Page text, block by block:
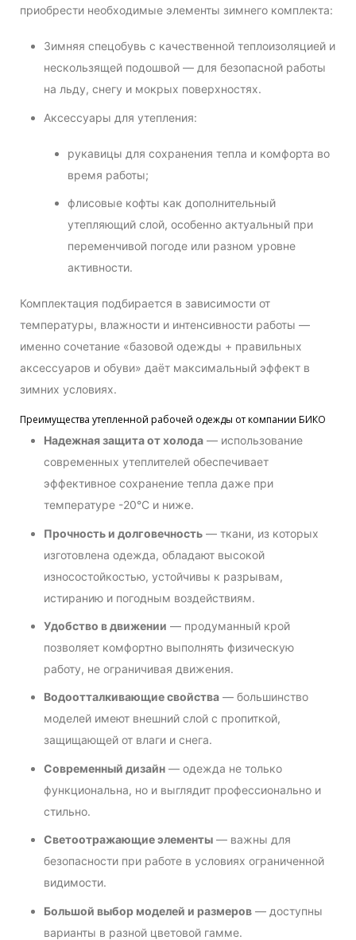
приобрести необходимые элементы зимнего комплекта:
Зимняя спецобувь с качественной теплоизоляцией и
нескользящей подошвой — для безопасной работы
на льду, снегу и мокрых поверхностях.
Аксессуары для утепления:
рукавицы для сохранения тепла и комфорта во
время работы;
флисовые кофты как дополнительный
утепляющий слой, особенно актуальный при
переменчивой погоде или разном уровне
активности.
Комплектация подбирается в зависимости от
температуры, влажности и интенсивности работы —
именно сочетание «базовой одежды + правильных
аксессуаров и обуви» даёт максимальный эффект в
зимних условиях.
Преимущества утепленной рабочей одежды от компании БИКО
Надежная защита от холода — использование
современных утеплителей обеспечивает
эффективное сохранение тепла даже при
температуре -20°C и ниже.
Прочность и долговечность — ткани, из которых
изготовлена одежда, обладают высокой
износостойкостью, устойчивы к разрывам,
истиранию и погодным воздействиям.
Удобство в движении — продуманный крой
позволяет комфортно выполнять физическую
работу, не ограничивая движения.
Водоотталкивающие свойства — большинство
моделей имеют внешний слой с пропиткой,
защищающей от влаги и снега.
Современный дизайн — одежда не только
функциональна, но и выглядит профессионально и
стильно.
Светоотражающие элементы — важны для
безопасности при работе в условиях ограниченной
видимости.
Большой выбор моделей и размеров — доступны
варианты в разной цветовой гамме.